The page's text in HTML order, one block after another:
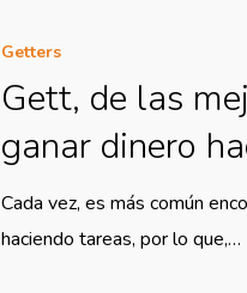
Getters
Gett, de las
ganar dinero
Cada vez, es más común
haciendo tareas, por lo que,…